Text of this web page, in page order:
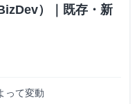
）｜既存・新
って変動